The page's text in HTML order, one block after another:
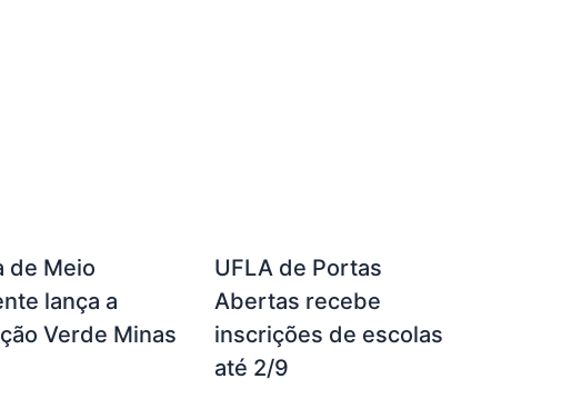
de Meio
lança a
Verde Minas
UFLA de Portas
Abertas recebe
inscrições de escolas
até 2/9